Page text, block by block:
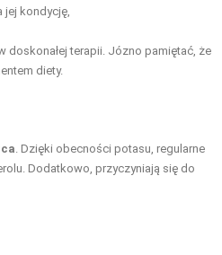
kondycję,
doskonałej terapii. Józno pamiętać, że
diety.
. Dzięki obecności potasu, regularne
Dodatkowo, przyczyniają się do